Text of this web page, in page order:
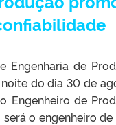
Engenharia de
do dia 30 de
Engenheiro de
o engenheiro